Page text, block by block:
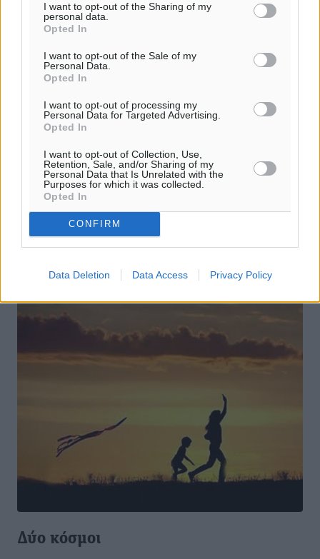
I want to opt-out of the Sharing of my
personal data.
Opted In
I want to opt-out of the Sale of my
Personal Data.
Opted In
I want to opt-out of processing my
Personal Data for Targeted Advertising.
Opted In
I want to opt-out of Collection, Use,
Retention, Sale, and/or Sharing of my
Personal Data that Is Unrelated with the
Purposes for which it was collected.
Opted In
CONFIRM
Data Deletion Data Access Privacy Policy
Βασικά σημεία της ομιλίας του Ν.
Σαντορινιού στη συζήτηση για την την
ανακεφαλαιοποίηση των τραπεζών
Θέμα: «Το Νομοσχέδιο για την ανακεφαλαιοποίηση
έρχεται να αντιμετωπίσει ένα τραπεζικό σύστημα-
καθρέφτη ενός φαύλου πολιτικού συστήματος που έχει
οικοδομηθεί από τη ...
Δύο κόσμοι